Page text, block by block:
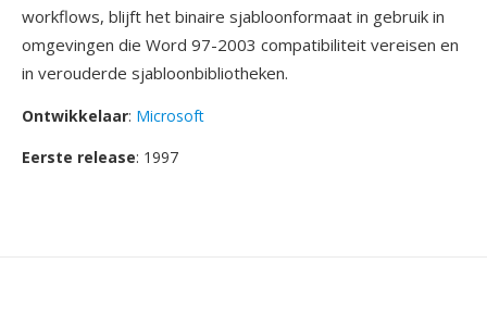
workflows, blijft het binaire sjabloonformaat in gebruik in
omgevingen die Word 97-2003 compatibiliteit vereisen en
in verouderde sjabloonbibliotheken.
Ontwikkelaar: Microsoft
Eerste release: 1997